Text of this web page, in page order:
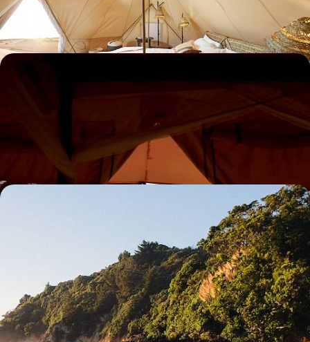
8 jours, de 5900 à 7800 €
Idylle en deux temps
Célébrer votre love story à travers deux pays, des grands parcs
16 jours, de 7500 à 9200 €
Nouvelle-Zélande et Îles Cook - Au bout du
Au fil de l'eau, vivre pleinement le monde kiwi avant de s’envoler pour
une parenthèse enchantée aux Îles Cook
20 jours, de 8700 à 10500 €
Toutes nos suggestions (118)